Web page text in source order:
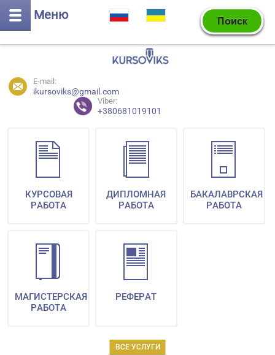
Меню
E-mail:
ikursoviks@gmail.com
Viber:
+380681019101
ВСЕ УСЛУГИ
КУРСОВАЯ
РАБОТА
ДИПЛОМНАЯ
РАБОТА
БАКАЛАВРСКАЯ
РАБОТА
МАГИСТЕРСКАЯ
РАБОТА
РЕФЕРАТ